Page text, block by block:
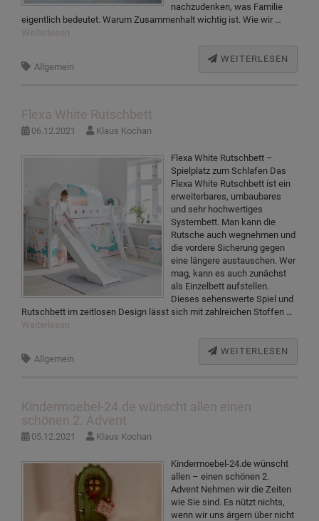
nachzudenken, was Familie
eigentlich bedeutet. Warum Zusammenhalt wichtig ist. Wie wir …
Weiterlesen
WEITERLESEN
Allgemein
Flexa White Rutschbett
06.12.2021 Klaus Kochan
Flexa White Rutschbett –
Spielplatz zum Schlafen Das
Flexa White Rutschbett ist ein
erweiterbares, umbaubares
und sehr hochwertiges
Systembett. Man kann die
Rutsche auch wegnehmen und
die vordere Sicherung gegen
eine längere austauschen. Wer
mag, kann es auch zunächst
als Einzelbett aufstellen.
Dieses sehenswerte Spiel und
Rutschbett im zeitlosen Design lässt sich mit zahlreichen Stoffen …
Weiterlesen
WEITERLESEN
Allgemein
Kindermoebel-24.de wünscht allen einen
schönen 2. Advent
05.12.2021 Klaus Kochan
Kindermoebel-24.de wünscht
allen – einen schönen 2.
Advent Nehmen wir die Zeiten
wie Sie sind. Es nützt nichts,
wenn wir uns ärgern über nicht